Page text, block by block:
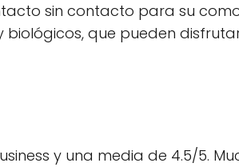
sin contacto para su
que pueden
y una media de 4.5/5.